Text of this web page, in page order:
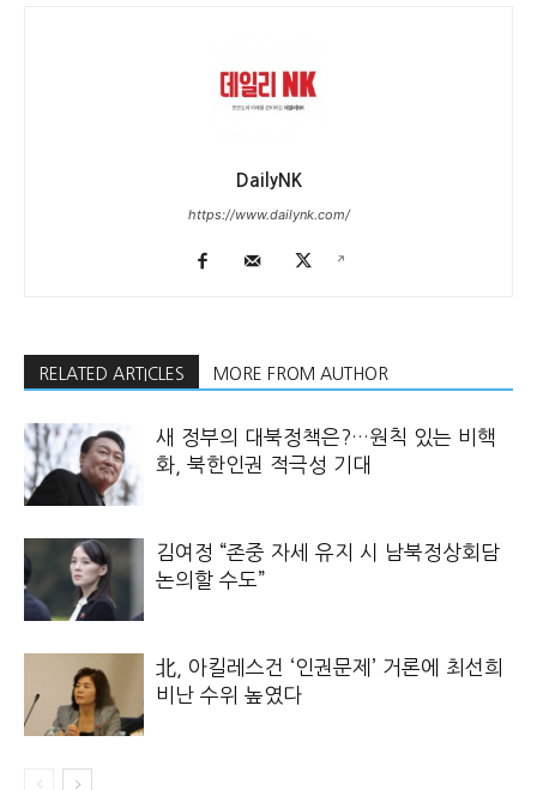
DailyNK
https://www.dailynk.com/
RELATED ARTICLES MORE FROM AUTHOR
새 정부의 대북정책은?…원칙 있는 비핵
화, 북한인권 적극성 기대
김여정 “존중 자세 유지 시 남북정상회담
논의할 수도”
北, 아킬레스건 ‘인권문제’ 거론에 최선희
비난 수위 높였다